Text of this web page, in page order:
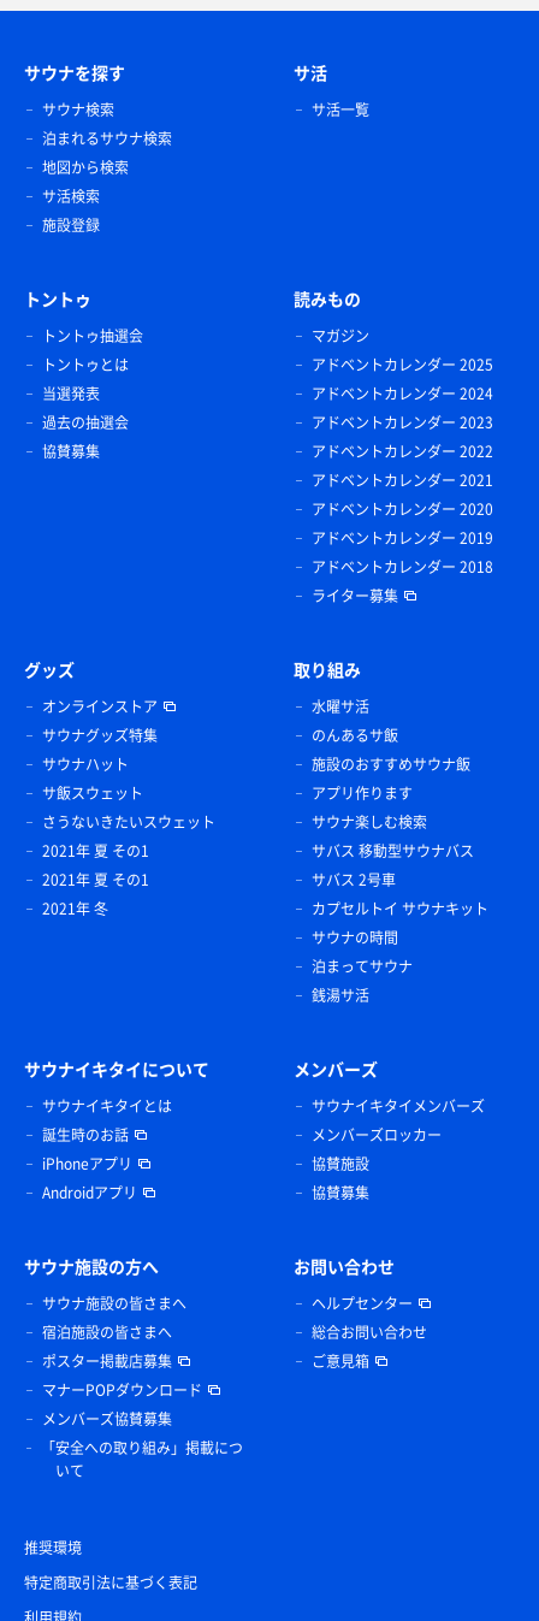
サウナを探す
サウナ検索
泊まれるサウナ検索
地図から検索
サ活検索
施設登録
サ活
サ活一覧
トントゥ
トントゥ抽選会
トントゥとは
当選発表
過去の抽選会
協賛募集
読みもの
マガジン
アドベントカレンダー 2025
アドベントカレンダー 2024
アドベントカレンダー 2023
アドベントカレンダー 2022
アドベントカレンダー 2021
アドベントカレンダー 2020
アドベントカレンダー 2019
アドベントカレンダー 2018
ライター募集
グッズ
オンラインストア
サウナグッズ特集
サウナハット
サ飯スウェット
さうないきたいスウェット
2021年 夏 その1
2021年 夏 その1
2021年 冬
取り組み
水曜サ活
のんあるサ飯
施設のおすすめサウナ飯
アプリ作ります
サウナ楽しむ検索
サバス 移動型サウナバス
サバス 2号車
カプセルトイ サウナキット
サウナの時間
泊まってサウナ
銭湯サ活
サウナイキタイについて
サウナイキタイとは
誕生時のお話
iPhoneアプリ
Androidアプリ
メンバーズ
サウナイキタイメンバーズ
メンバーズロッカー
協賛施設
協賛募集
サウナ施設の方へ
サウナ施設の皆さまへ
宿泊施設の皆さまへ
ポスター掲載店募集
マナーPOPダウンロード
メンバーズ協賛募集
「安全への取り組み」掲載につ
いて
お問い合わせ
ヘルプセンター
総合お問い合わせ
ご意見箱
推奨環境
特定商取引法に基づく表記